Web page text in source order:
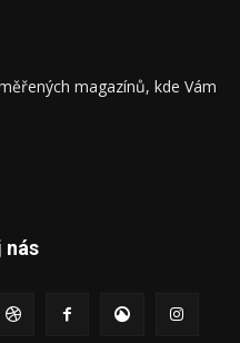
magazínů, kde Vám
nás